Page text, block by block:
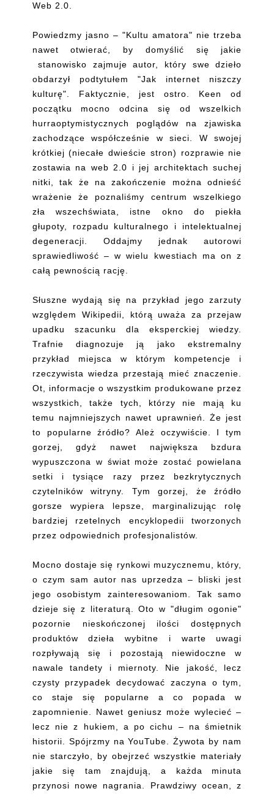
Web 2.0.
Powiedzmy jasno – "Kultu amatora" nie trzeba
nawet otwierać, by domyślić się jakie
stanowisko zajmuje autor, który swe dzieło
obdarzył podtytułem "Jak internet niszczy
kulturę". Faktycznie, jest ostro. Keen od
początku mocno odcina się od wszelkich
hurraoptymistycznych poglądów na zjawiska
zachodzące współcześnie w sieci. W swojej
krótkiej (niecałe dwieście stron) rozprawie nie
zostawia na web 2.0 i jej architektach suchej
nitki, tak że na zakończenie można odnieść
wrażenie że poznaliśmy centrum wszelkiego
zła wszechświata, istne okno do piekła
głupoty, rozpadu kulturalnego i intelektualnej
degeneracji. Oddajmy jednak autorowi
sprawiedliwość – w wielu kwestiach ma on z
całą pewnością rację.
Słuszne wydają się na przykład jego zarzuty
względem Wikipedii, którą uważa za przejaw
upadku szacunku dla eksperckiej wiedzy.
Trafnie diagnozuje ją jako ekstremalny
przykład miejsca w którym kompetencje i
rzeczywista wiedza przestają mieć znaczenie.
Ot, informacje o wszystkim produkowane przez
wszystkich, także tych, którzy nie mają ku
temu najmniejszych nawet uprawnień. Że jest
to popularne źródło? Ależ oczywiście. I tym
gorzej, gdyż nawet największa bzdura
wypuszczona w świat może zostać powielana
setki i tysiące razy przez bezkrytycznych
czytelników witryny. Tym gorzej, że źródło
gorsze wypiera lepsze, marginalizując rolę
bardziej rzetelnych encyklopedii tworzonych
przez odpowiednich profesjonalistów.
Mocno dostaje się rynkowi muzycznemu, który,
o czym sam autor nas uprzedza – bliski jest
jego osobistym zainteresowaniom. Tak samo
dzieje się z literaturą. Oto w "długim ogonie"
pozornie nieskończonej ilości dostępnych
produktów dzieła wybitne i warte uwagi
rozpływają się i pozostają niewidoczne w
nawale tandety i miernoty. Nie jakość, lecz
czysty przypadek decydować zaczyna o tym,
co staje się popularne a co popada w
zapomnienie. Nawet geniusz może wylecieć –
lecz nie z hukiem, a po cichu – na śmietnik
historii. Spójrzmy na YouTube. Żywota by nam
nie starczyło, by obejrzeć wszystkie materiały
jakie się tam znajdują, a każda minuta
przynosi nowe nagrania. Prawdziwy ocean, z